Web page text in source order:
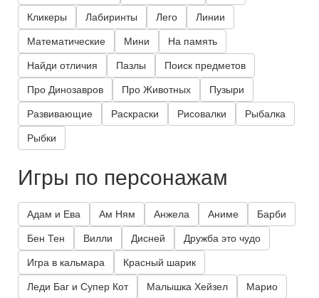
Кликеры Лабиринты Лего Линии
Математические Мини На память
Найди отличия Пазлы Поиск предметов
Про Динозавров Про Животных Пузыри
Развивающие Раскраски Рисовалки Рыбалка
Рыбки
Игры по персонажам
Адам и Ева Ам Ням Анжела Аниме Барби
Бен Тен Вилли Дисней Дружба это чудо
Игра в кальмара Красный шарик
Леди Баг и Супер Кот Малышка Хейзел Марио